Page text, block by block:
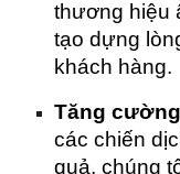
thương hiệu
tạo dựng
khách hàng.
Tăng
các chiến
quả, chúng